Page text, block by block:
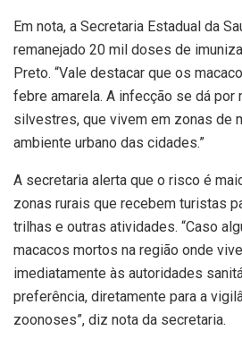
Em nota, a Secretaria Estadual da
remanejado 20 mil doses de
Preto. “Vale destacar que os
febre amarela. A infecção se dá
silvestres, que vivem em zonas de
ambiente urbano das cidades.”
A secretaria alerta que o risco é
zonas rurais que recebem turistas
trilhas e outras atividades. “Caso
macacos mortos na região onde
imediatamente às autoridades
preferência, diretamente para a
zoonoses”, diz nota da secretaria.